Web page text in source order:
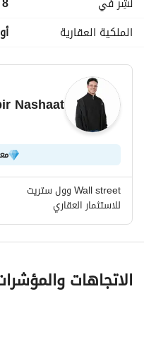
الملكية العقارية
Nashaat
Wall street وول ستريت
للاستثمار العقاري
الاتجاهات